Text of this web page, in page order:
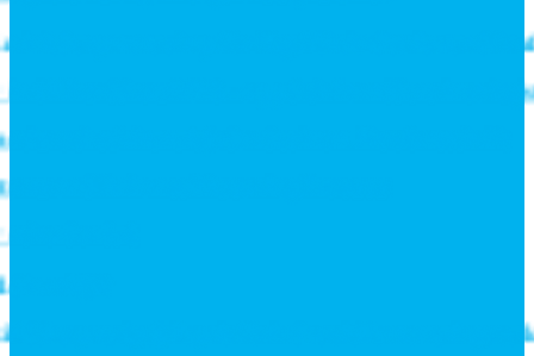
partnerskap för högeffektiv distribuerad
Roadshow 2026 – upptäck framtidens
och stärker erbjudandet inom likströmsteknik
and Enhance Measuring Processes
miljö?
prestigefyllt pris för industriellt